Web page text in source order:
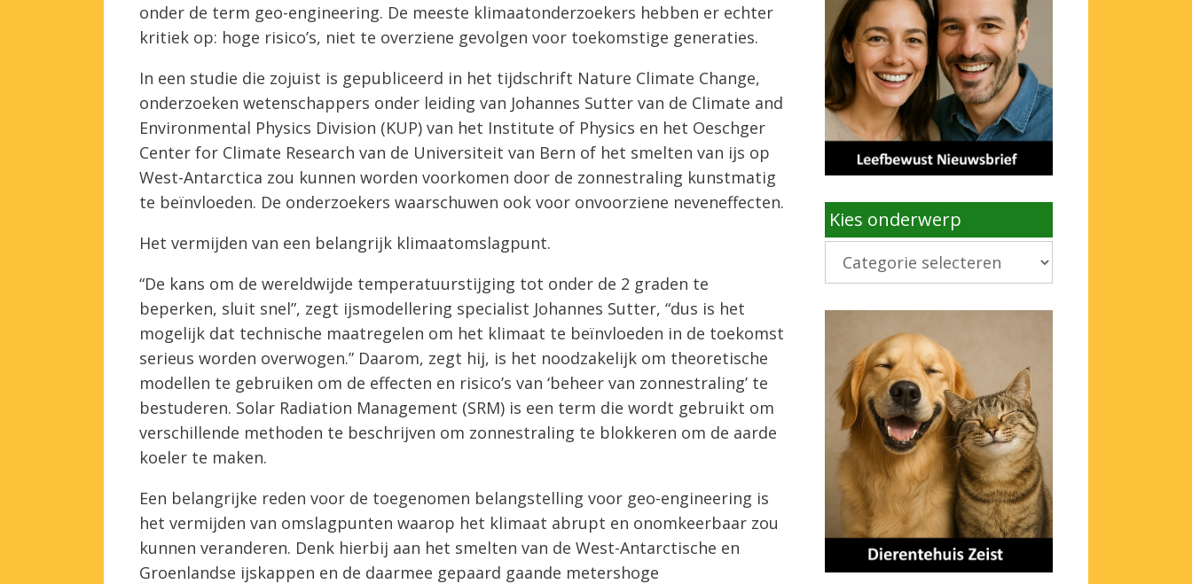
onder de term geo-engineering. De meeste klimaatonderzoekers hebben er echter
kritiek op: hoge risico’s, niet te overziene gevolgen voor toekomstige generaties.
In een studie die zojuist is gepubliceerd in het tijdschrift Nature Climate Change,
onderzoeken wetenschappers onder leiding van Johannes Sutter van de Climate and
Environmental Physics Division (KUP) van het Institute of Physics en het Oeschger
Center for Climate Research van de Universiteit van Bern of het smelten van ijs op
West-Antarctica zou kunnen worden voorkomen door de zonnestraling kunstmatig
te beïnvloeden. De onderzoekers waarschuwen ook voor onvoorziene neveneffecten.
Het vermijden van een belangrijk klimaatomslagpunt.
“De kans om de wereldwijde temperatuurstijging tot onder de 2 graden te
beperken, sluit snel”, zegt ijsmodellering specialist Johannes Sutter, “dus is het
mogelijk dat technische maatregelen om het klimaat te beïnvloeden in de toekomst
serieus worden overwogen.” Daarom, zegt hij, is het noodzakelijk om theoretische
modellen te gebruiken om de effecten en risico’s van ‘beheer van zonnestraling’ te
bestuderen. Solar Radiation Management (SRM) is een term die wordt gebruikt om
verschillende methoden te beschrijven om zonnestraling te blokkeren om de aarde
koeler te maken.
Een belangrijke reden voor de toegenomen belangstelling voor geo-engineering is
het vermijden van omslagpunten waarop het klimaat abrupt en onomkeerbaar zou
kunnen veranderen. Denk hierbij aan het smelten van de West-Antarctische en
Groenlandse ijskappen en de daarmee gepaard gaande metershoge
Kies onderwerp
Kies
onderwerp